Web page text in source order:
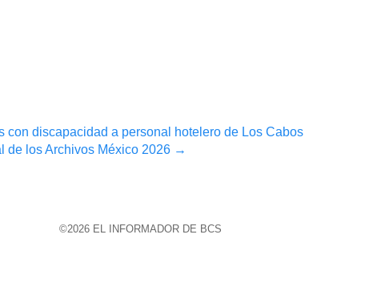
con discapacidad a personal hotelero de Los Cabos
de los Archivos México 2026 →
©2026 EL INFORMADOR DE BCS